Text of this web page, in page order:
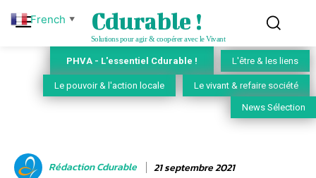
Cdurable !
Solutions pour agir & coopérer avec le Vivant
PHVA - L'essentiel Cdurable ! L'être & les liens
Le pouvoir & l'action locale Le vivant & refaire société
News Sélection
Rédaction Cdurable 21 septembre 2021
French ▼